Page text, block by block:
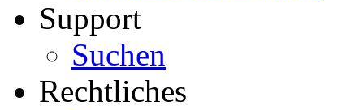
Support
Suchen
Rechtliches